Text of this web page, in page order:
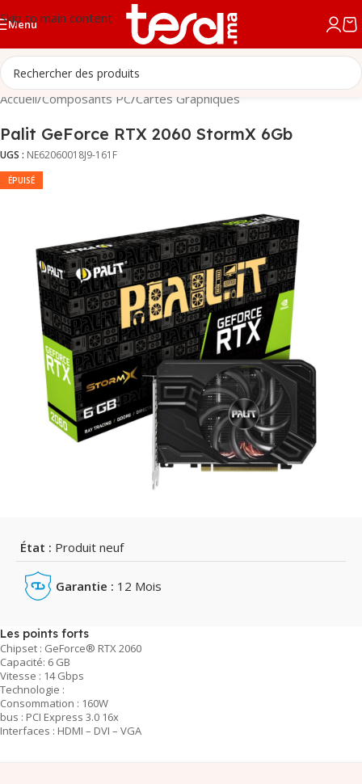
Skip to main content
Menu
Accueil/Composants PC/Cartes Graphiques
Palit GeForce RTX 2060 StormX 6Gb
UGS : NE62060018J9-161F
ÉPUISÉ
État : Produit neuf
Garantie : 12 Mois
Les points forts
Chipset : GeForce® RTX 2060
Capacité: 6 GB
Vitesse : 14 Gbps
Technologie :
Consommation : 160W
bus : PCI Express 3.0 16x
Interfaces : HDMI – DVI – VGA